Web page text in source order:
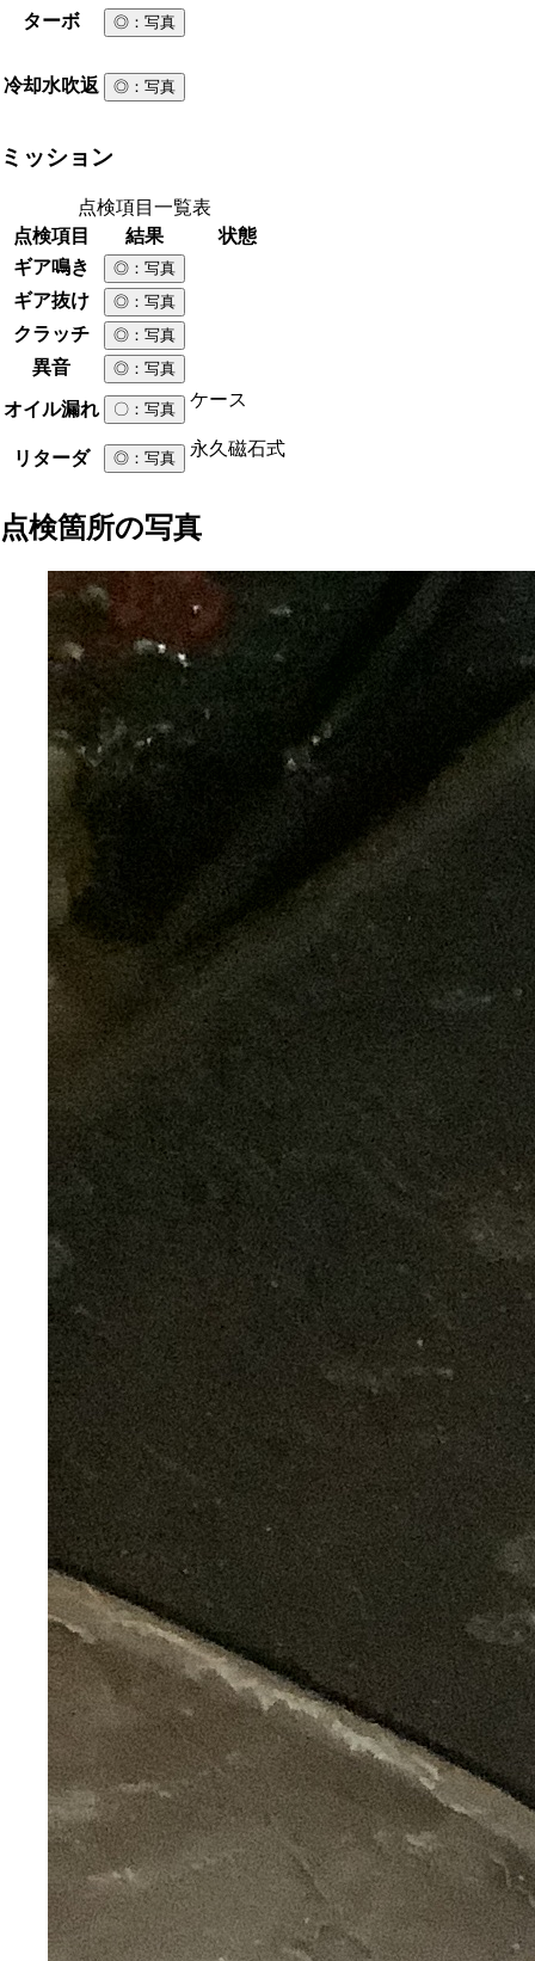
ターボ ◎ ：写真
冷却水吹返 ◎ ：写真
ミッション
点検項目一覧表
点検項目
結果
状態
ギア鳴き
◎ ：写真
ギア抜け ◎ ：写真
クラッチ ◎ ：写真
異音 ◎ ：写真
オイル漏れ 〇 ：写真 ケース
リターダ ◎ ：写真 永久磁石式
点検箇所の写真